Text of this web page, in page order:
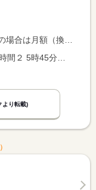
合は時間額を表示しています。
より転載)